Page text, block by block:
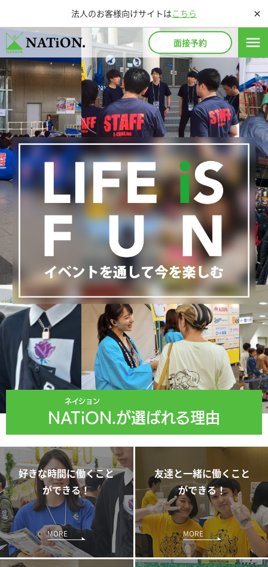
法人のお客様向けサイトはこちら close
面接予約 menu
ネイション
NATiON.が選ばれる理由
好きな時間に働くこと
ができる！
MORE
友達と一緒に働くこと
ができる！
MORE